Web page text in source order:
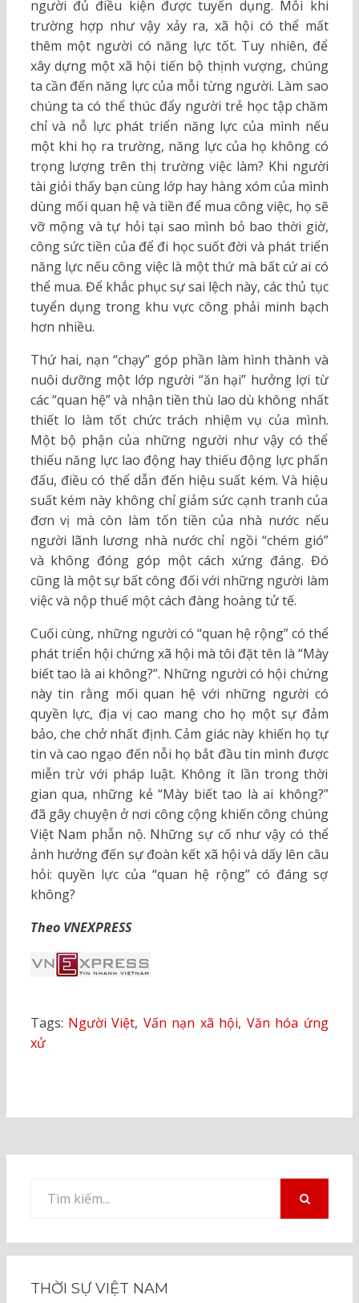
người đủ điều kiện được tuyển dụng. Mỗi khi
trường hợp như vậy xảy ra, xã hội có thể mất
thêm một người có năng lực tốt. Tuy nhiên, để
xây dựng một xã hội tiến bộ thịnh vượng, chúng
ta cần đến năng lực của mỗi từng người. Làm sao
chúng ta có thể thúc đẩy người trẻ học tập chăm
chỉ và nỗ lực phát triển năng lực của mình nếu
một khi họ ra trường, năng lực của họ không có
trọng lượng trên thị trường việc làm? Khi người
tài giỏi thấy bạn cùng lớp hay hàng xóm của mình
dùng mối quan hệ và tiền để mua công việc, họ sẽ
vỡ mộng và tự hỏi tại sao mình bỏ bao thời giờ,
công sức tiền của để đi học suốt đời và phát triển
năng lực nếu công việc là một thứ mà bất cứ ai có
thể mua. Để khắc phục sự sai lệch này, các thủ tục
tuyển dụng trong khu vực công phải minh bạch
hơn nhiều.
Thứ hai, nạn “chạy” góp phần làm hình thành và
nuôi dưỡng một lớp người “ăn hại” hưởng lợi từ
các “quan hệ” và nhận tiền thù lao dù không nhất
thiết lo làm tốt chức trách nhiệm vụ của mình.
Một bộ phận của những người như vậy có thể
thiếu năng lực lao động hay thiếu động lực phấn
đấu, điều có thể dẫn đến hiệu suất kém. Và hiệu
suất kém này không chỉ giảm sức cạnh tranh của
đơn vị mà còn làm tốn tiền của nhà nước nếu
người lãnh lương nhà nước chỉ ngồi “chém gió”
và không đóng góp một cách xứng đáng. Đó
cũng là một sự bất công đối với những người làm
việc và nộp thuế một cách đàng hoàng tử tế.
Cuối cùng, những người có “quan hệ rộng” có thể
phát triển hội chứng xã hội mà tôi đặt tên là “Mày
biết tao là ai không?”. Những người có hội chứng
này tin rằng mối quan hệ với những người có
quyền lực, địa vị cao mang cho họ một sự đảm
bảo, che chở nhất định. Cảm giác này khiến họ tự
tin và cao ngạo đến nỗi họ bắt đầu tin mình được
miễn trừ với pháp luật. Không ít lần trong thời
gian qua, những kẻ “Mày biết tao là ai không?”
đã gây chuyện ở nơi công cộng khiến công chúng
Việt Nam phẫn nộ. Những sự cố như vậy có thể
ảnh hưởng đến sự đoàn kết xã hội và dấy lên câu
hỏi: quyền lực của “quan hệ rộng” có đáng sợ
không?
Theo VNEXPRESS
Tags: Người Việt, Vấn nạn xã hội, Văn hóa ứng
xử
kiếm
THỜI SỰ VIỆT NAM